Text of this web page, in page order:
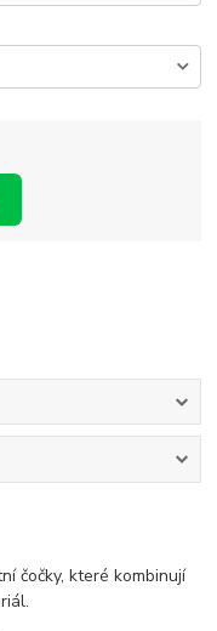
čočky, které kombinují